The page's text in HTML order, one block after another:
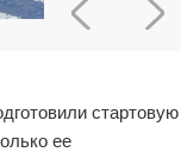
стартовую
ее